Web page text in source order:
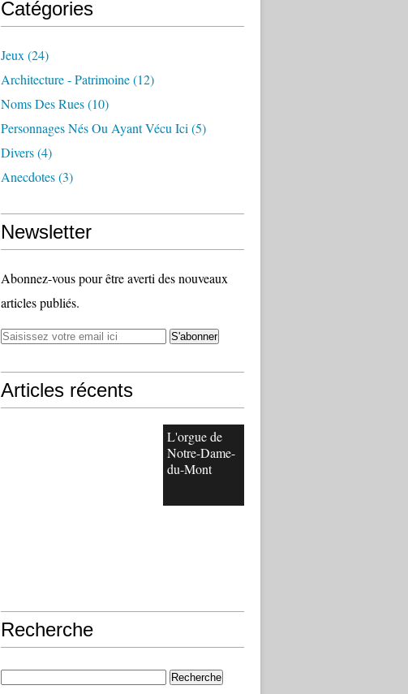
Catégories
Jeux (24)
Architecture - Patrimoine(12)
Noms Des Rues(10)
Personnages Nés Ou Ayant Vécu Ici (5)
Divers(4)
Anecdotes(3)
Newsletter
Abonnez-vous pour être averti des nouveaux
articles publiés.
Articles récents
L'orgue de
Notre-Dame-
du-Mont
Recherche